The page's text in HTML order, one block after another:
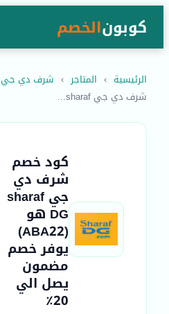
كوبونالخصم
الرئيسية › المتاجر › شرف دي جي sharaf DG
شرف دي جي sharaf...
كود خصم
شرف دي
جي sharaf
DG هو
(ABA22)
يوفر خصم
مضمون
يصل الي
20٪